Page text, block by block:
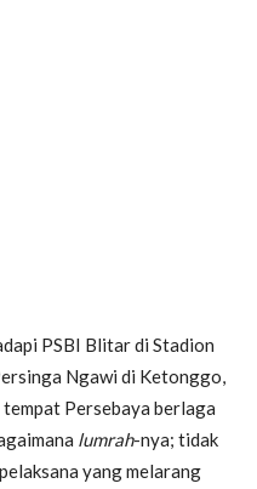
PSBI Blitar di Stadion
Ngawi di Ketonggo,
Persebaya berlaga
lumrah-nya; tidak
yang melarang